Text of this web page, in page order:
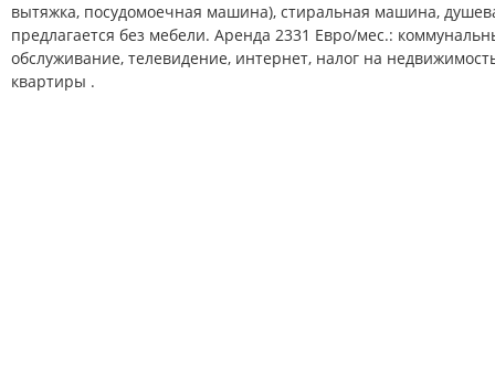
вытяжка, посудомоечная машина), стиральная машина,
предлагается без мебели. Аренда 2331 Евро/мес.:
обслуживание, телевидение, интернет, налог на
квартиры .